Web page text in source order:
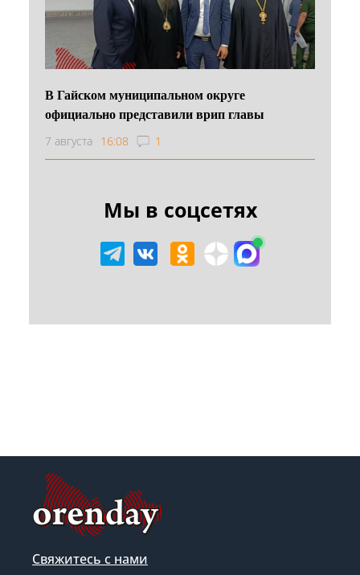
В Гайском муниципальном округе
официально представили врип главы
7 августа 16:08 1
Мы в соцсетях
Свяжитесь с нами